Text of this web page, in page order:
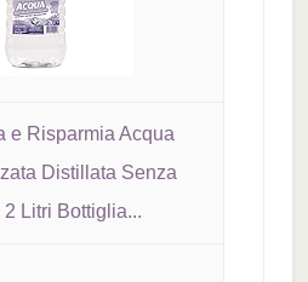
e Risparmia Acqua
Distillata Senza
2 Litri Bottiglia...